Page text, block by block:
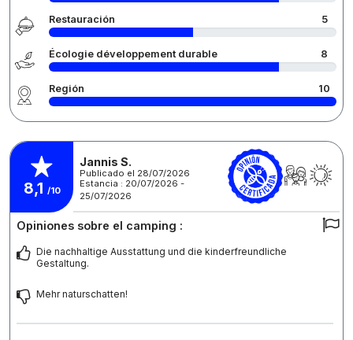
Restauración 5
Écologie développement durable 8
Región 10
8,1 /10
Jannis S.
Publicado el 28/07/2026
Estancia : 20/07/2026 -
25/07/2026
Opiniones sobre el camping :
Die nachhaltige Ausstattung und die kinderfreundliche
Gestaltung.
Mehr naturschatten!